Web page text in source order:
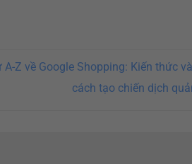
A-Z về Google Shopping: Kiến thức
cách tạo chiến dịch